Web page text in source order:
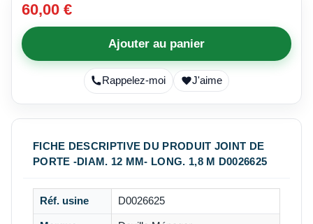
60,00 €
Ajouter au panier
Rappelez-moi J'aime
FICHE DESCRIPTIVE DU PRODUIT JOINT DE
PORTE -DIAM. 12 MM- LONG. 1,8 M D0026625
Réf. usine D0026625